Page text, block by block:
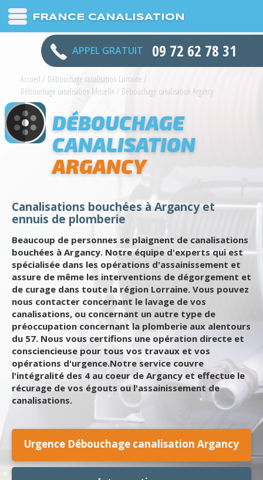
FRANCE CANALISATION
APPEL GRATUIT 09 72 62 78 31
Accueil / Débouchage canalisation Lorraine /
Débouchage canalisation Moselle / Débouchage canalisation Argancy
DÉBOUCHAGE
CANALISATION
ARGANCY
Canalisations bouchées à Argancy et
ennuis de plomberie
Beaucoup de personnes se plaignent de canalisations
bouchées à Argancy. Notre équipe d'experts qui est
spécialisée dans les opérations d'assainissement et
assure de même les interventions de dégorgement et
de curage dans toute la région Lorraine. Vous pouvez
nous contacter concernant le lavage de vos
canalisations, ou concernant un autre type de
préoccupation concernant la plomberie aux alentours
du 57. Nous vous certifions une opération directe et
consciencieuse pour tous vos travaux et vos
opérations d'urgence.Notre service couvre
l'intégralité des 4 au coeur de Argancy et effectue le
récurage de vos égouts ou l'assainissement de
canalisations.
Urgence Débouchage canalisation Argancy